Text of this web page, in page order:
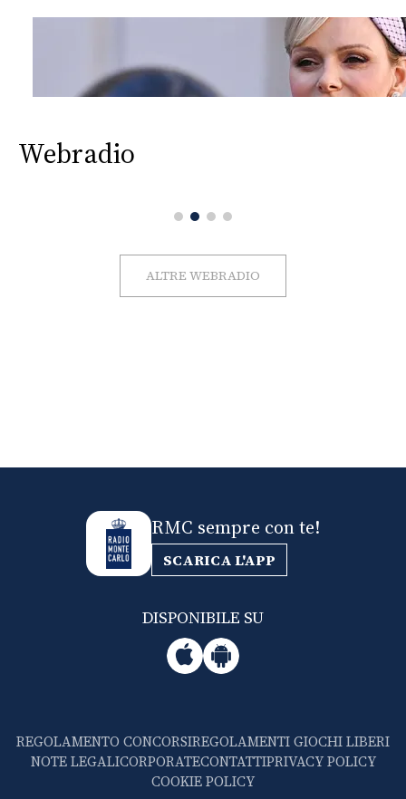
Webradio
ALTRE WEBRADIO
RMC sempre con te!
SCARICA L'APP
DISPONIBILE SU
REGOLAMENTO CONCORSIREGOLAMENTI GIOCHI LIBERI
NOTE LEGALICORPORATECONTATTIPRIVACY POLICY
COOKIE POLICY